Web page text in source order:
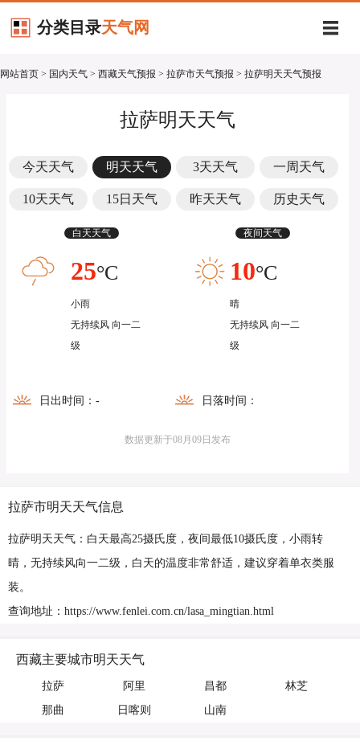
分类目录天气网
网站首页 > 国内天气 > 西藏天气预报 > 拉萨市天气预报 > 拉萨明天天气预报
拉萨明天天气
今天天气 明天天气 3天天气 一周天气
10天天气 15日天气 昨天天气 历史天气
白天天气
25°C
小雨
无持续风 向一二
级
夜间天气
10°C
晴
无持续风 向一二
级
日出时间： - 日落时间：
数据更新于08月09日发布
拉萨市明天天气信息
拉萨明天天气：白天最高25摄氏度，夜间最低10摄氏度，小雨转
晴，无持续风向一二级，白天的温度非常舒适，建议穿着单衣类服
装。
查询地址：https://www.fenlei.com.cn/lasa_mingtian.html
西藏主要城市明天天气
拉萨 阿里 昌都
林芝
那曲
日喀则 山南